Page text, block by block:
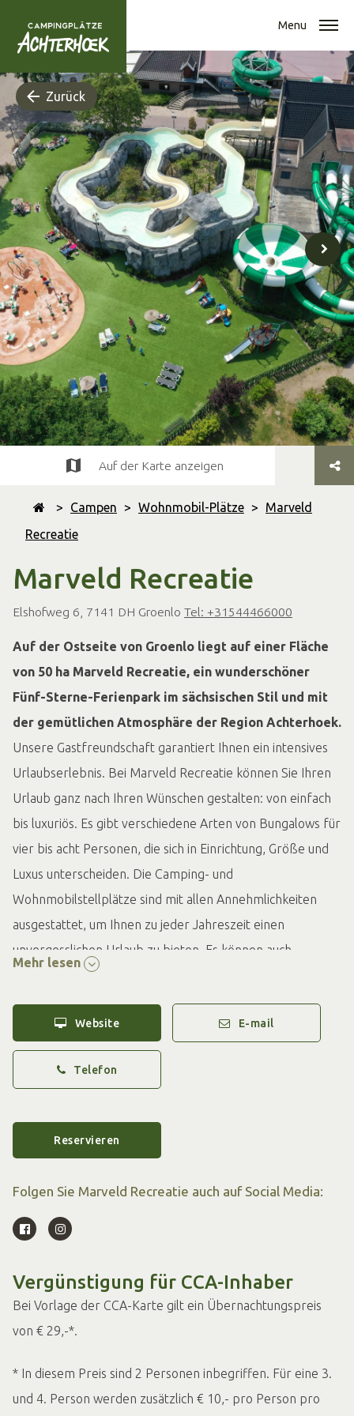
Menu
Zurück
> Campen > Wohnmobil-Plätze >
Marveld
Recreatie
Marveld Recreatie
Elshofweg 6, 7141 DH Groenlo Tel: +31544466000
Auf der Karte anzeigen
Auf der Ostseite von Groenlo liegt auf einer Fläche
von 50 ha Marveld Recreatie, ein wunderschöner
Fünf-Sterne-Ferienpark im sächsischen Stil und mit
der gemütlichen Atmosphäre der Region Achterhoek.
Unsere Gastfreundschaft garantiert Ihnen ein intensives
Urlaubserlebnis. Bei Marveld Recreatie können Sie Ihren
Urlaub ganz nach Ihren Wünschen gestalten: von einfach
bis luxuriös. Es gibt verschiedene Arten von Bungalows für
vier bis acht Personen, die sich in Einrichtung, Größe und
Luxus unterscheiden. Die Camping- und
Wohnmobilstellplätze sind mit allen Annehmlichkeiten
ausgestattet, um Ihnen zu jeder Jahreszeit einen
unvergesslichen Urlaub zu bieten. Es können auch
Camping- und Wohnmobilstellplätze mit privaten
Sanitäranlagen gebucht werden, sodass Sie nicht zum
Sanitärgebäude laufen müssen. Genießen Sie einen
entspannten Aufenthalt!
Subtropisches Schwimmparadies
Schwimmparadies unbegrenzt inbegriffen. Neben dem 25
sechs Wasserrutschen und eine 100 Meter lange
Wildwasserbahn. Für Kinder gibt es einen Spraypark mit
verschiedenen Sprühelementen und interaktiven
Erleben Sie einen Tag voller
Abenteuer in Bommelwereld
der brandneue Indoor-Freizeitpark Bommelwereld seine
Pforten. Treten Sie ein in die magische Welt von Olivier B.
Mehr lesen
Website E-mail
Telefon
Reservieren
Folgen Sie Marveld Recreatie auch auf Social Media:
Vergünstigung für CCA-Inhaber
Bei Vorlage der CCA-Karte gilt ein Übernachtungspreis
von € 29,-*.
* In diesem Preis sind 2 Personen inbegriffen. Für eine 3.
und 4. Person werden zusätzlich € 10,- pro Person pro